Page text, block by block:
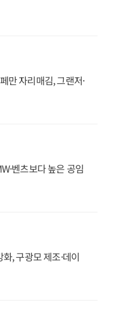
만 자리매김, 그랜저·
벤츠보다 높은 공임
, 구광모 제조·데이